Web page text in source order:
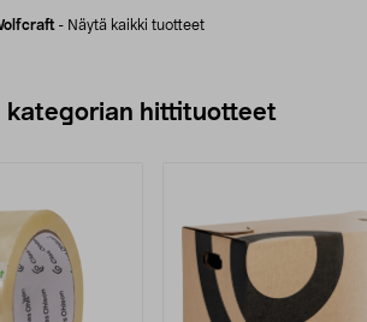
- Näytä kaikki tuotteet
kategorian hittituotteet